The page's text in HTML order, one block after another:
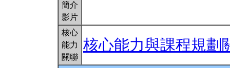
簡介
影片
核心
能力
關聯
核心能力與課程規劃